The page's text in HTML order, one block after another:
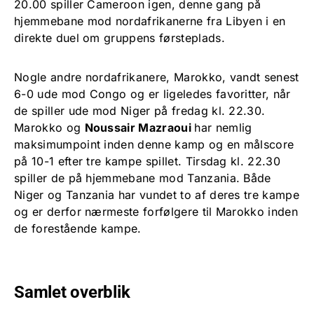
20.00 spiller Cameroon igen, denne gang på
hjemmebane mod nordafrikanerne fra Libyen i en
direkte duel om gruppens førsteplads.
Nogle andre nordafrikanere, Marokko, vandt senest
6-0 ude mod Congo og er ligeledes favoritter, når
de spiller ude mod Niger på fredag kl. 22.30.
Marokko og Noussair Mazraoui har nemlig
maksimumpoint inden denne kamp og en målscore
på 10-1 efter tre kampe spillet. Tirsdag kl. 22.30
spiller de på hjemmebane mod Tanzania. Både
Niger og Tanzania har vundet to af deres tre kampe
og er derfor nærmeste forfølgere til Marokko inden
de forestående kampe.
Samlet overblik